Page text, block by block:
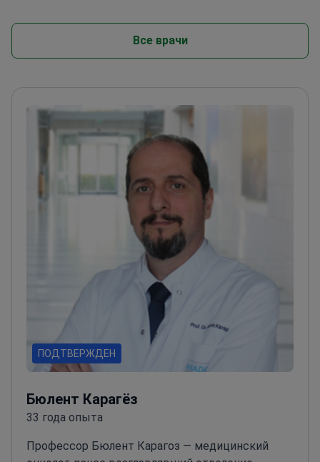
Все врачи
ПОДТВЕРЖДЕН
Бюлент Карагёз
33 года опыта
Профессор Бюлент Карагоз — медицинский